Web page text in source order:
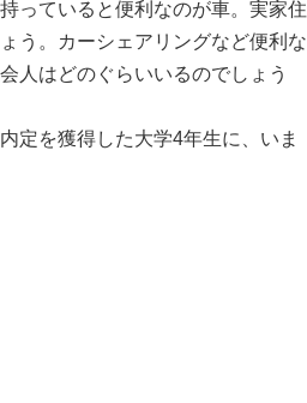
っていると便利なのが車。実家住
う。カーシェアリングなど便利な
人はどのぐらいいるのでしょう
定を獲得した大学4年生に、いま